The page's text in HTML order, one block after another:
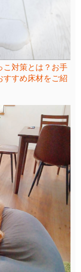
こ対策とは？お手
すすめ床材をご紹